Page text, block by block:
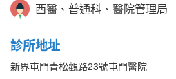
西醫、普通科、醫院管理局
診所地址
新界屯門青松觀路23號屯門醫院